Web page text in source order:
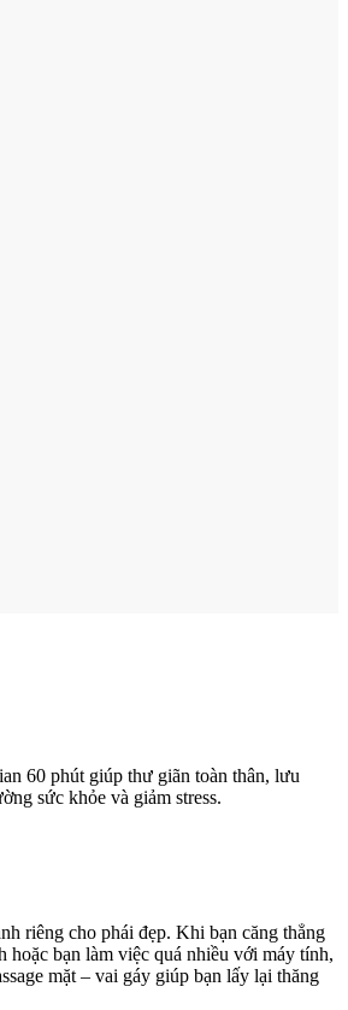
60 phút giúp thư giãn toàn thân, lưu
sức khỏe và giảm stress.
riêng cho phái đẹp. Khi bạn căng thẳng
hoặc bạn làm việc quá nhiều với máy tính,
mặt – vai gáy giúp bạn lấy lại thăng